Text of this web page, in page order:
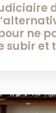
ne
subir et